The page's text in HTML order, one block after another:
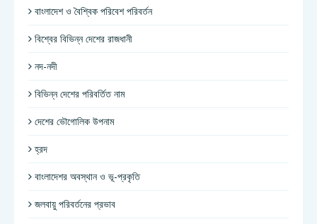
বাংলাদেশ ও বৈশ্বিক পরিবেশ পরিবর্তন
বিশ্বের বিভিন্ন দেশের রাজধানী
নদ-নদী
বিভিন্ন দেশের পরিবর্তিত নাম
দেশের ভৌগোলিক উপনাম
হ্রদ
বাংলাদেশর অবস্থান ও ভূ-প্রকৃতি
জলবায়ু পরিবর্তনের প্রভাব